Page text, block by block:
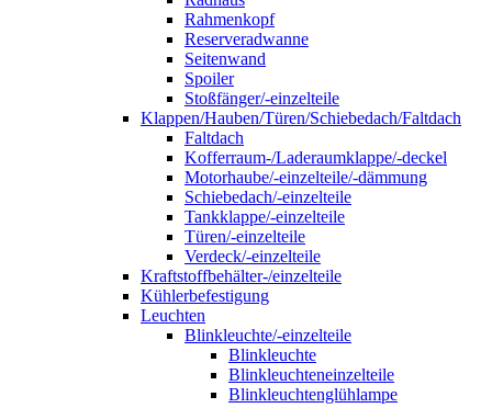
Rahmenkopf
Reserveradwanne
Seitenwand
Spoiler
Stoßfänger/-einzelteile
Klappen/Hauben/Türen/Schiebedach/Faltdach
Faltdach
Kofferraum-/Laderaumklappe/-deckel
Motorhaube/-einzelteile/-dämmung
Schiebedach/-einzelteile
Tankklappe/-einzelteile
Türen/-einzelteile
Verdeck/-einzelteile
Kraftstoffbehälter-/einzelteile
Kühlerbefestigung
Leuchten
Blinkleuchte/-einzelteile
Blinkleuchte
Blinkleuchteneinzelteile
Blinkleuchtenglühlampe